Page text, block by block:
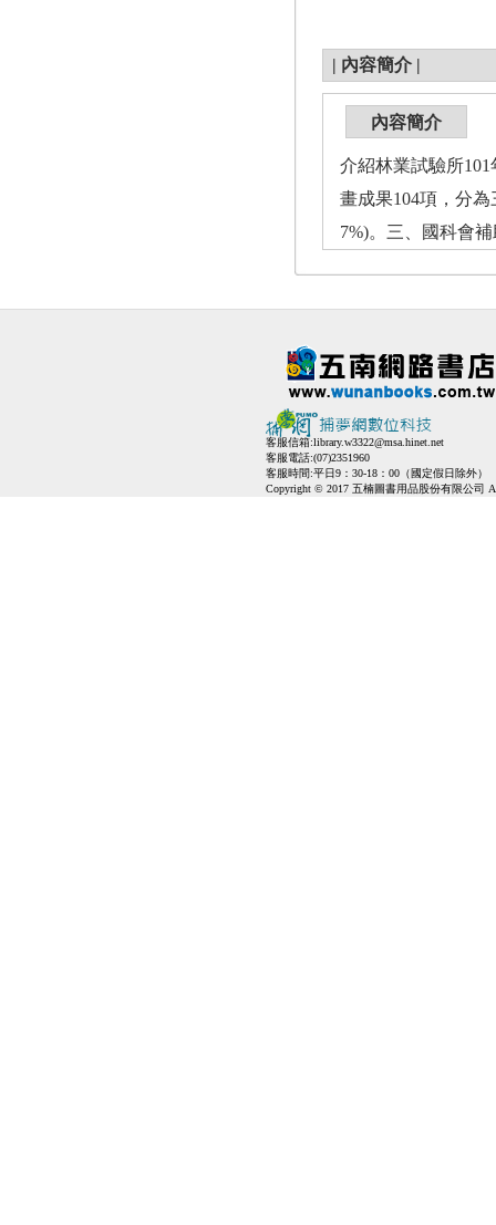
| 內容簡介 |
內容簡介
介紹林業試驗所
畫成果104項，分
7%)。三、國科會
客服信箱:library.w3322@msa.hinet.net
客服電話:(07)2351960
客服時間:平日9：30-18：00（國定假日除外）
Copyright © 2017 五楠圖書用品股份有限公司